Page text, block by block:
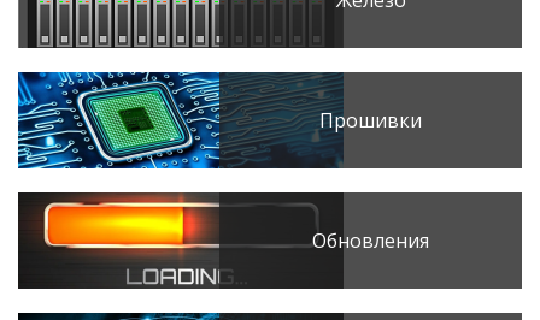
Прошивки
Обновления